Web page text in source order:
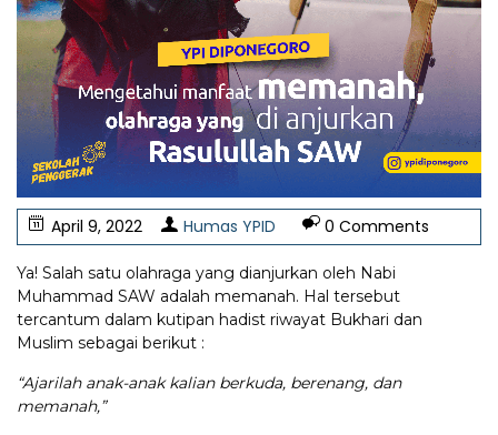
April 9, 2022 Humas YPID 0 Comments
Ya! Salah satu olahraga yang dianjurkan oleh Nabi
Muhammad SAW adalah memanah. Hal tersebut
tercantum dalam kutipan hadist riwayat Bukhari dan
Muslim sebagai berikut :
“Ajarilah anak-anak kalian berkuda, berenang, dan
memanah,”